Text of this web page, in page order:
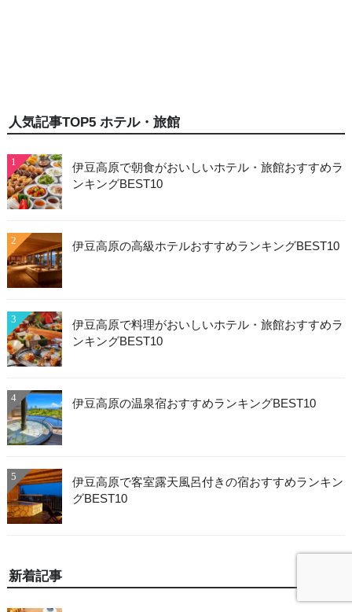
人気記事TOP5 ホテル・旅館
1
伊豆高原で朝食がおいしいホテル・旅館おすすめラ
ンキングBEST10
2 伊豆高原の高級ホテルおすすめランキングBEST10
3
伊豆高原で料理がおいしいホテル・旅館おすすめラ
ンキングBEST10
4 伊豆高原の温泉宿おすすめランキングBEST10
5
伊豆高原で客室露天風呂付きの宿おすすめランキン
グBEST10
新着記事